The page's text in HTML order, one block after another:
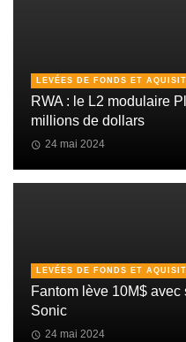
LEVÉES DE FONDS ET
RWA : le L2 modulaire
millions de dollars
24 mai 2024
LEVÉES DE FONDS ET
Fantom lève 10M$
Sonic
24 mai 2024